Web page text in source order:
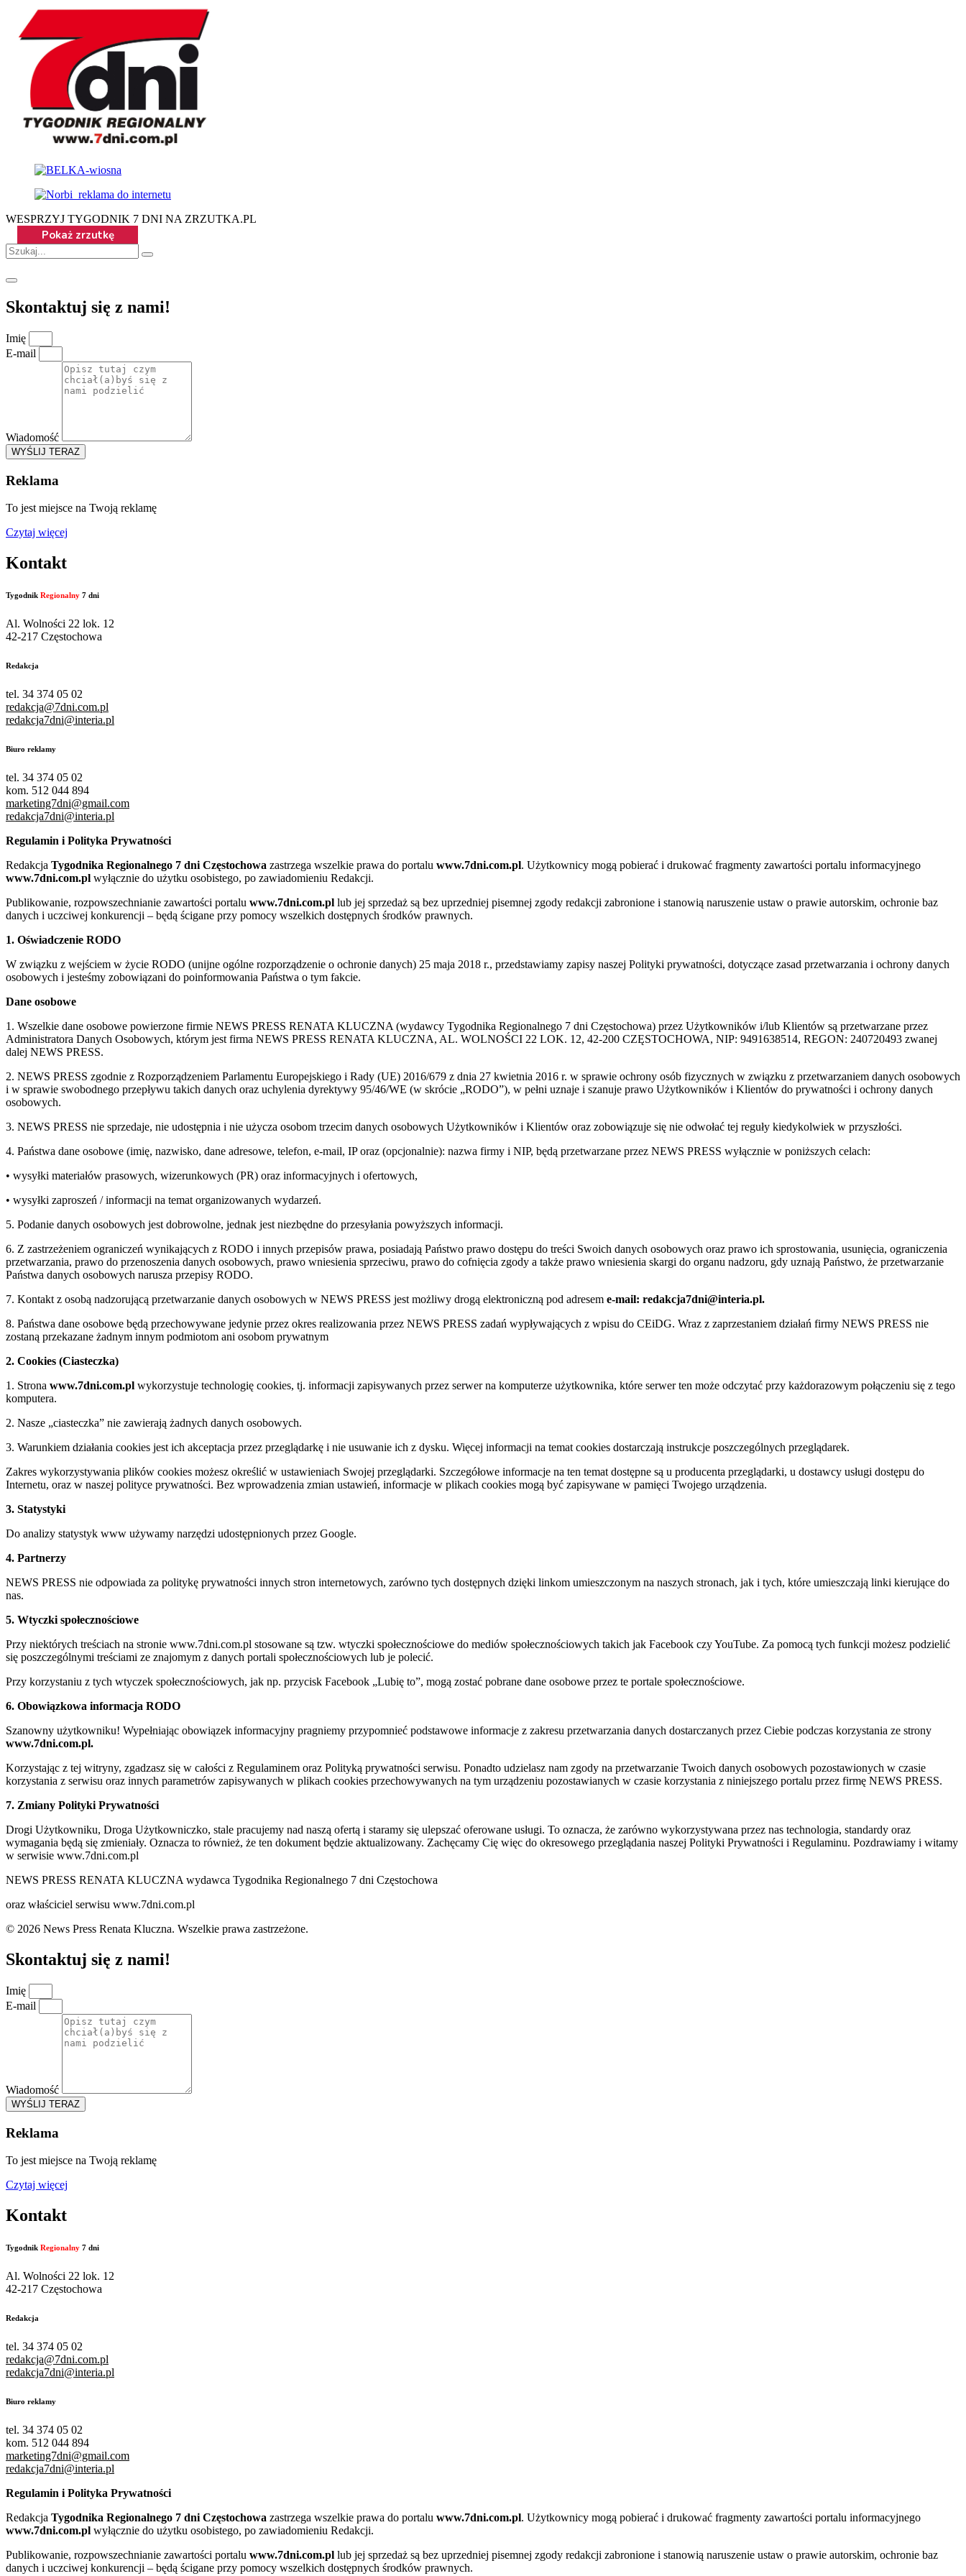
WESPRZYJ TYGODNIK 7 DNI NA ZRZUTKA.PL
Skontaktuj się z nami!
Imię
E-mail
Wiadomość
WYŚLIJ TERAZ
Reklama
To jest miejsce na Twoją reklamę
Czytaj więcej
Kontakt
Tygodnik Regionalny 7 dni
Al. Wolności 22 lok. 12
42-217 Częstochowa
Redakcja
tel. 34 374 05 02
redakcja@7dni.com.pl
redakcja7dni@interia.pl
Biuro reklamy
tel. 34 374 05 02
kom. 512 044 894
marketing7dni@gmail.com
redakcja7dni@interia.pl
Regulamin i Polityka Prywatności
Redakcja Tygodnika Regionalnego 7 dni Częstochowa zastrzega wszelkie prawa do portalu www.7dni.com.pl. Użytkownicy mogą pobierać i drukować fragmenty zawartości portalu informacyjnego
www.7dni.com.pl wyłącznie do użytku osobistego, po zawiadomieniu Redakcji.
Publikowanie, rozpowszechnianie zawartości portalu www.7dni.com.pl lub jej sprzedaż są bez uprzedniej pisemnej zgody redakcji zabronione i stanowią naruszenie ustaw o prawie autorskim, ochronie baz
danych i uczciwej konkurencji – będą ścigane przy pomocy wszelkich dostępnych środków prawnych.
1. Oświadczenie RODO
W związku z wejściem w życie RODO (unijne ogólne rozporządzenie o ochronie danych) 25 maja 2018 r., przedstawiamy zapisy naszej Polityki prywatności, dotyczące zasad przetwarzania i ochrony danych
osobowych i jesteśmy zobowiązani do poinformowania Państwa o tym fakcie.
Dane osobowe
1. Wszelkie dane osobowe powierzone firmie NEWS PRESS RENATA KLUCZNA (wydawcy Tygodnika Regionalnego 7 dni Częstochowa) przez Użytkowników i/lub Klientów są przetwarzane przez
Administratora Danych Osobowych, którym jest firma NEWS PRESS RENATA KLUCZNA, AL. WOLNOŚCI 22 LOK. 12, 42-200 CZĘSTOCHOWA, NIP: 9491638514, REGON: 240720493 zwanej
dalej NEWS PRESS.
2. NEWS PRESS zgodnie z Rozporządzeniem Parlamentu Europejskiego i Rady (UE) 2016/679 z dnia 27 kwietnia 2016 r. w sprawie ochrony osób fizycznych w związku z przetwarzaniem danych osobowych
i w sprawie swobodnego przepływu takich danych oraz uchylenia dyrektywy 95/46/WE (w skrócie „RODO”), w pełni uznaje i szanuje prawo Użytkowników i Klientów do prywatności i ochrony danych
osobowych.
3. NEWS PRESS nie sprzedaje, nie udostępnia i nie użycza osobom trzecim danych osobowych Użytkowników i Klientów oraz zobowiązuje się nie odwołać tej reguły kiedykolwiek w przyszłości.
4. Państwa dane osobowe (imię, nazwisko, dane adresowe, telefon, e-mail, IP oraz (opcjonalnie): nazwa firmy i NIP, będą przetwarzane przez NEWS PRESS wyłącznie w poniższych celach:
• wysyłki materiałów prasowych, wizerunkowych (PR) oraz informacyjnych i ofertowych,
• wysyłki zaproszeń / informacji na temat organizowanych wydarzeń.
5. Podanie danych osobowych jest dobrowolne, jednak jest niezbędne do przesyłania powyższych informacji.
6. Z zastrzeżeniem ograniczeń wynikających z RODO i innych przepisów prawa, posiadają Państwo prawo dostępu do treści Swoich danych osobowych oraz prawo ich sprostowania, usunięcia, ograniczenia
przetwarzania, prawo do przenoszenia danych osobowych, prawo wniesienia sprzeciwu, prawo do cofnięcia zgody a także prawo wniesienia skargi do organu nadzoru, gdy uznają Państwo, że przetwarzanie
Państwa danych osobowych narusza przepisy RODO.
7. Kontakt z osobą nadzorującą przetwarzanie danych osobowych w NEWS PRESS jest możliwy drogą elektroniczną pod adresem e-mail: redakcja7dni@interia.pl.
8. Państwa dane osobowe będą przechowywane jedynie przez okres realizowania przez NEWS PRESS zadań wypływających z wpisu do CEiDG. Wraz z zaprzestaniem działań firmy NEWS PRESS nie
zostaną przekazane żadnym innym podmiotom ani osobom prywatnym
2. Cookies (Ciasteczka)
1. Strona www.7dni.com.pl wykorzystuje technologię cookies, tj. informacji zapisywanych przez serwer na komputerze użytkownika, które serwer ten może odczytać przy każdorazowym połączeniu się z tego
komputera.
2. Nasze „ciasteczka” nie zawierają żadnych danych osobowych.
3. Warunkiem działania cookies jest ich akceptacja przez przeglądarkę i nie usuwanie ich z dysku. Więcej informacji na temat cookies dostarczają instrukcje poszczególnych przeglądarek.
Zakres wykorzystywania plików cookies możesz określić w ustawieniach Swojej przeglądarki. Szczegółowe informacje na ten temat dostępne są u producenta przeglądarki, u dostawcy usługi dostępu do
Internetu, oraz w naszej polityce prywatności. Bez wprowadzenia zmian ustawień, informacje w plikach cookies mogą być zapisywane w pamięci Twojego urządzenia.
3. Statystyki
Do analizy statystyk www używamy narzędzi udostępnionych przez Google.
4. Partnerzy
NEWS PRESS nie odpowiada za politykę prywatności innych stron internetowych, zarówno tych dostępnych dzięki linkom umieszczonym na naszych stronach, jak i tych, które umieszczają linki kierujące do
nas.
5. Wtyczki społecznościowe
Przy niektórych treściach na stronie www.7dni.com.pl stosowane są tzw. wtyczki społecznościowe do mediów społecznościowych takich jak Facebook czy YouTube. Za pomocą tych funkcji możesz podzielić
się poszczególnymi treściami ze znajomym z danych portali społecznościowych lub je polecić.
Przy korzystaniu z tych wtyczek społecznościowych, jak np. przycisk Facebook „Lubię to”, mogą zostać pobrane dane osobowe przez te portale społecznościowe.
6. Obowiązkowa informacja RODO
Szanowny użytkowniku! Wypełniając obowiązek informacyjny pragniemy przypomnieć podstawowe informacje z zakresu przetwarzania danych dostarczanych przez Ciebie podczas korzystania ze strony
www.7dni.com.pl.
Korzystając z tej witryny, zgadzasz się w całości z Regulaminem oraz Polityką prywatności serwisu. Ponadto udzielasz nam zgody na przetwarzanie Twoich danych osobowych pozostawionych w czasie
korzystania z serwisu oraz innych parametrów zapisywanych w plikach cookies przechowywanych na tym urządzeniu pozostawianych w czasie korzystania z niniejszego portalu przez firmę NEWS PRESS.
7. Zmiany Polityki Prywatności
Drogi Użytkowniku, Droga Użytkowniczko, stale pracujemy nad naszą ofertą i staramy się ulepszać oferowane usługi. To oznacza, że zarówno wykorzystywana przez nas technologia, standardy oraz
wymagania będą się zmieniały. Oznacza to również, że ten dokument będzie aktualizowany. Zachęcamy Cię więc do okresowego przeglądania naszej Polityki Prywatności i Regulaminu. Pozdrawiamy i witamy
w serwisie www.7dni.com.pl
NEWS PRESS RENATA KLUCZNA wydawca Tygodnika Regionalnego 7 dni Częstochowa
oraz właściciel serwisu www.7dni.com.pl
© 2026 News Press Renata Kluczna. Wszelkie prawa zastrzeżone.
Skontaktuj się z nami!
Imię
E-mail
Wiadomość
WYŚLIJ TERAZ
Reklama
To jest miejsce na Twoją reklamę
Czytaj więcej
Kontakt
Tygodnik Regionalny 7 dni
Al. Wolności 22 lok. 12
42-217 Częstochowa
Redakcja
tel. 34 374 05 02
redakcja@7dni.com.pl
redakcja7dni@interia.pl
Biuro reklamy
tel. 34 374 05 02
kom. 512 044 894
marketing7dni@gmail.com
redakcja7dni@interia.pl
Regulamin i Polityka Prywatności
Redakcja Tygodnika Regionalnego 7 dni Częstochowa zastrzega wszelkie prawa do portalu www.7dni.com.pl. Użytkownicy mogą pobierać i drukować fragmenty zawartości portalu informacyjnego
www.7dni.com.pl wyłącznie do użytku osobistego, po zawiadomieniu Redakcji.
Publikowanie, rozpowszechnianie zawartości portalu www.7dni.com.pl lub jej sprzedaż są bez uprzedniej pisemnej zgody redakcji zabronione i stanowią naruszenie ustaw o prawie autorskim, ochronie baz
danych i uczciwej konkurencji – będą ścigane przy pomocy wszelkich dostępnych środków prawnych.